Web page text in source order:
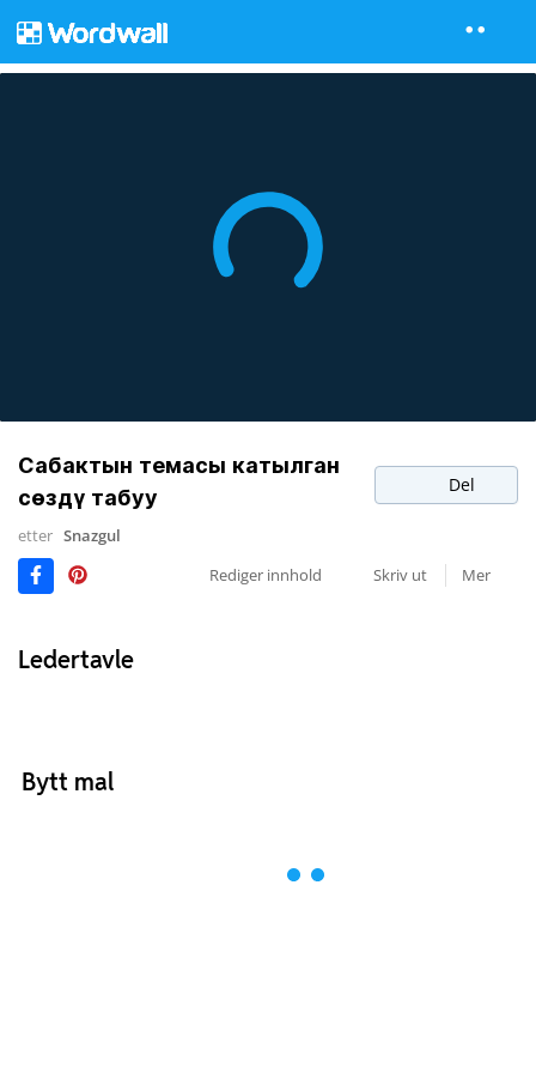
Сабактын темасы катылган
сөздү табуу
Del
etter Snazgul
Rediger innhold
Skriv ut Mer
Ledertavle
Bytt mal